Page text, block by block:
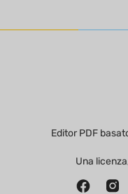
Editor PDF
Una